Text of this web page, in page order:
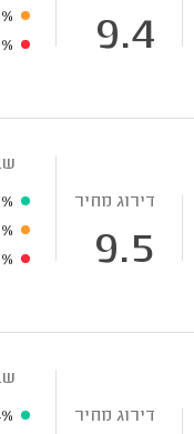
9.4
דירוג מחיר
9.5
דירוג מחיר